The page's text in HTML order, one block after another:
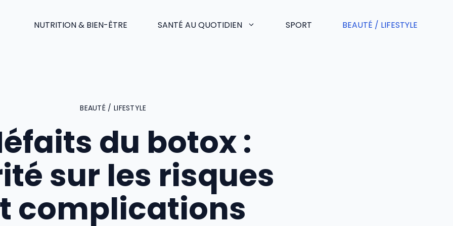
NUTRITION & BIEN-ÊTRE SANTÉ AU QUOTIDIEN SPORT BEAUTÉ / LIFESTYLE
BEAUTÉ / LIFESTYLE
du botox :
sur les risques
complications